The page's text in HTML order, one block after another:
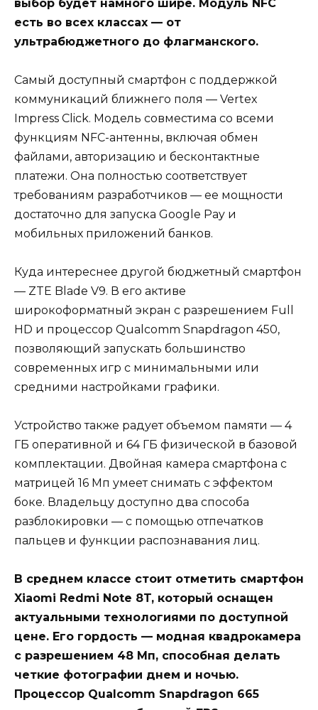
выбор будет намного шире. Модуль NFC
есть во всех классах — от
ультрабюджетного до флагманского.
Самый доступный смартфон с поддержкой
коммуникаций ближнего поля — Vertex
Impress Click. Модель совместима со всеми
функциям NFC-антенны, включая обмен
файлами, авторизацию и бесконтактные
платежи. Она полностью соответствует
требованиям разработчиков — ее мощности
достаточно для запуска Google Pay и
мобильных приложений банков.
Куда интереснее другой бюджетный смартфон
— ZTE Blade V9. В его активе
широкоформатный экран с разрешением Full
HD и процессор Qualcomm Snapdragon 450,
позволяющий запускать большинство
современных игр с минимальными или
средними настройками графики.
Устройство также радует объемом памяти — 4
ГБ оперативной и 64 ГБ физической в базовой
комплектации. Двойная камера смартфона с
матрицей 16 Мп умеет снимать с эффектом
боке. Владельцу доступно два способа
разблокировки — с помощью отпечатков
пальцев и функции распознавания лиц.
В среднем классе стоит отметить смартфон
Xiaomi Redmi Note 8T, который оснащен
актуальными технологиями по доступной
цене. Его гордость — модная квадрокамера
с разрешением 48 Мп, способная делать
четкие фотографии днем и ночью.
Процессор Qualcomm Snapdragon 665